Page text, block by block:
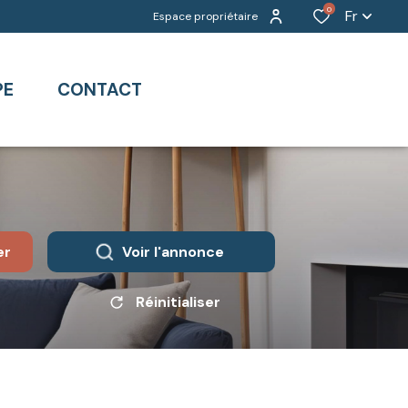
Espace propriétaire
0 Fr
CONTACT
Voir l'annonce
Réinitialiser